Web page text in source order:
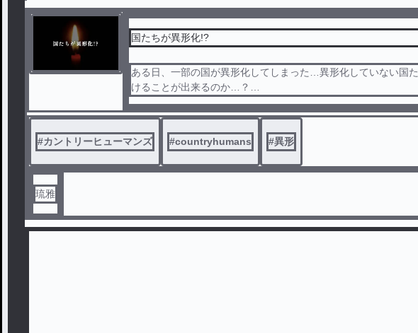
国たちが異形化!?
ある日、一部の国が異形化してしまった…異形化していない国
けることが出来るのか…？
この小説はアホ毛さんから引き継いだ小説になります！ぜひ見
ださいね！
#カントリーヒューマンズ #countryhumans #異形
琉雅